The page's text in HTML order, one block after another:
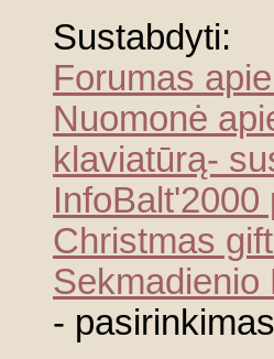
Sustabdyti:
Forumas
Nuomonė
klaviatūrą-
Christmas
Sekmadienio
-